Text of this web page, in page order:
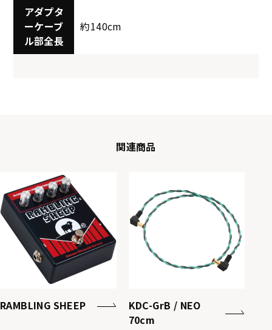
アダプタ
ーケーブ
ル部全長
約140cm
関連商品
RAMBLING SHEEP
KDC-GrB / NEO
70cm